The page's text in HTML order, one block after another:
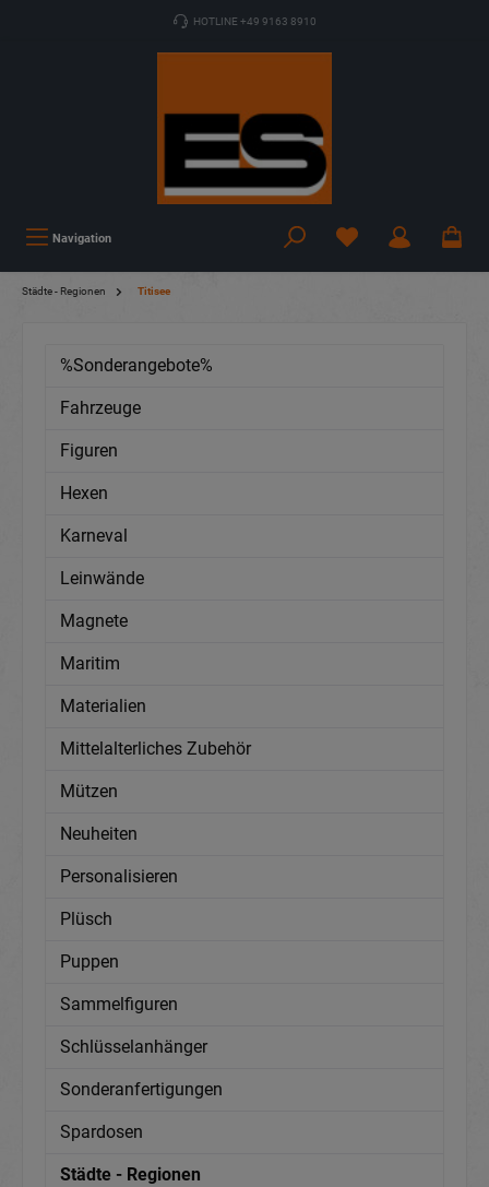
HOTLINE +49 9163 8910
Navigation
Städte - Regionen Titisee
%Sonderangebote%
Fahrzeuge
Figuren
Hexen
Karneval
Leinwände
Magnete
Maritim
Materialien
Mittelalterliches Zubehör
Mützen
Neuheiten
Personalisieren
Plüsch
Puppen
Sammelfiguren
Schlüsselanhänger
Sonderanfertigungen
Spardosen
Städte - Regionen